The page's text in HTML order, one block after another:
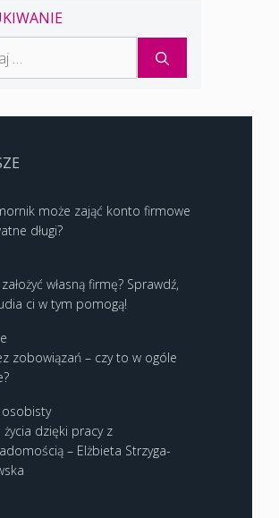
może zająć konto firmowe
długi?
własną firmę? Sprawdź,
ci w tym pomogą!
zobowiązań – czy to w ogóle
dzięki pracy z
– Elżbieta Strzyga-